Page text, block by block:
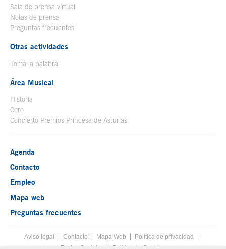
Sala de prensa virtual
Notas de prensa
Preguntas frecuentes
Otras actividades
Toma la palabra
Área Musical
Historia
Coro
Concierto Premios Princesa de Asturias
Agenda
Contacto
Empleo
Mapa web
Preguntas frecuentes
Menú pie
Aviso legal Tecla de acceso 8
Contacto Mapa Web
Política de privacidad